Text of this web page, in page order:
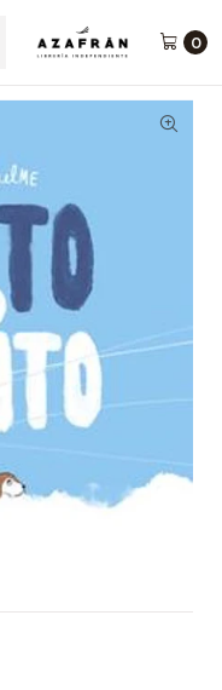
0
Benito Y El Viento